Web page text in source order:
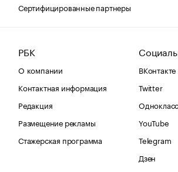
Сертифицированные партнеры
РБК
О компании
Контактная информация
Редакция
Размещение рекламы
Стажерская программа
ВКонтакте
Twitter
YouTube
Telegram
Дзен